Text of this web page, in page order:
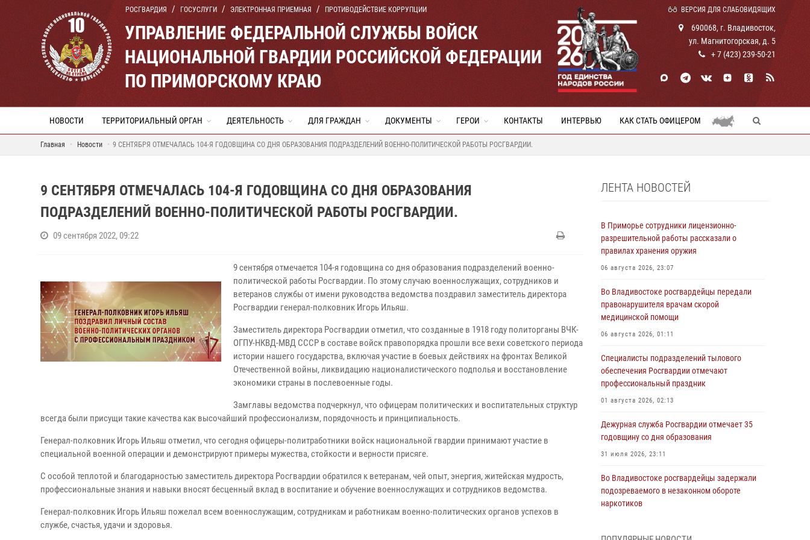
РОСГВАРДИЯ ГОСУСЛУГИ ЭЛЕКТРОННАЯ ПРИЕМНАЯ ПРОТИВОДЕЙСТВИЕ КОРРУПЦИИ ВЕРСИЯ ДЛЯ СЛАБОВИДЯЩИХ
УПРАВЛЕНИЕ ФЕДЕРАЛЬНОЙ СЛУЖБЫ ВОЙСК
НАЦИОНАЛЬНОЙ ГВАРДИИ РОССИЙСКОЙ ФЕДЕРАЦИИ
ПО ПРИМОРСКОМУ КРАЮ
690068, г. Владивосток,
ул. Магнитогорская, д. 5
+ 7 (423) 239-50-21
НОВОСТИ ТЕРРИТОРИАЛЬНЫЙ ОРГАН ДЕЯТЕЛЬНОСТЬ ДЛЯ ГРАЖДАН ДОКУМЕНТЫ ГЕРОИ КОНТАКТЫ ИНТЕРВЬЮ КАК СТАТЬ ОФИЦЕРОМ
Главная Новости 9 СЕНТЯБРЯ ОТМЕЧАЛАСЬ 104-Я ГОДОВЩИНА СО ДНЯ ОБРАЗОВАНИЯ ПОДРАЗДЕЛЕНИЙ ВОЕННО-ПОЛИТИЧЕСКОЙ РАБОТЫ РОСГВАРДИИ.
9 СЕНТЯБРЯ ОТМЕЧАЛАСЬ 104-Я ГОДОВЩИНА СО ДНЯ ОБРАЗОВАНИЯ
ПОДРАЗДЕЛЕНИЙ ВОЕННО-ПОЛИТИЧЕСКОЙ РАБОТЫ РОСГВАРДИИ.
09 сентября 2022, 09:22
9 сентября отмечается 104-я годовщина со дня образования подразделений военно-
политической работы Росгвардии. По этому случаю военнослужащих, сотрудников и
ветеранов службы от имени руководства ведомства поздравил заместитель директора
Росгвардии генерал-полковник Игорь Ильяш.
Заместитель директора Росгвардии отметил, что созданные в 1918 году политорганы ВЧК-
ОГПУ-НКВД-МВД СССР в составе войск правопорядка прошли все вехи советского периода
истории нашего государства, включая участие в боевых действиях на фронтах Великой
Отечественной войны, ликвидацию националистического подполья и восстановление
экономики страны в послевоенные годы.
Замглавы ведомства подчеркнул, что офицерам политических и воспитательных структур
всегда были присущи такие качества как высочайший профессионализм, порядочность и принципиальность.
Генерал-полковник Игорь Ильяш отметил, что сегодня офицеры-политработники войск национальной гвардии принимают участие в
специальной военной операции и демонстрируют примеры мужества, стойкости и верности присяге.
С особой теплотой и благодарностью заместитель директора Росгвардии обратился к ветеранам, чей опыт, энергия, житейская мудрость,
профессиональные знания и навыки вносят бесценный вклад в воспитание и обучение военнослужащих и сотрудников ведомства.
Генерал-полковник Игорь Ильяш пожелал всем военнослужащим, сотрудникам и работникам военно-политических органов успехов в
службе, счастья, удачи и здоровья.
ЛЕНТА НОВОСТЕЙ
В Приморье сотрудники лицензионно-
разрешительной работы рассказали о
правилах хранения оружия
06 августа 2026, 23:07
Во Владивостоке росгвардейцы передали
правонарушителя врачам скорой
медицинской помощи
06 августа 2026, 01:11
Специалисты подразделений тылового
обеспечения Росгвардии отмечают
профессиональный праздник
01 августа 2026, 02:13
Дежурная служба Росгвардии отмечает 35
годовщину со дня образования
31 июля 2026, 23:11
Во Владивостоке росгвардейцы задержали
подозреваемого в незаконном обороте
наркотиков